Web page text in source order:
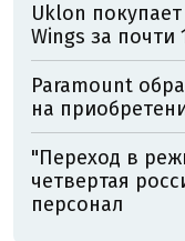
Uklon
Wings за почти
Paramount
на
"Переход в
четвертая
персонал